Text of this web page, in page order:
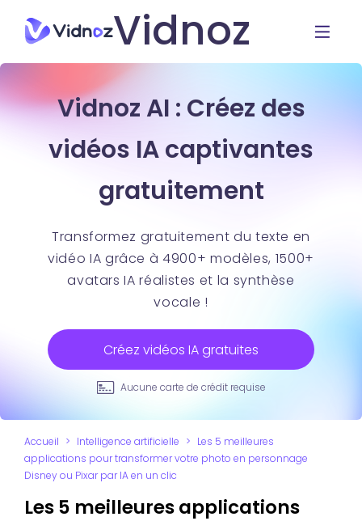
Vidnoz
Vidnoz AI : Créez des
vidéos IA captivantes
gratuitement
Transformez gratuitement du texte en
vidéo IA grâce à 4900+ modèles, 1500+
avatars IA réalistes et la synthèse
vocale !
Créez vidéos IA gratuites
Aucune carte de crédit requise
Accueil > Intelligence artificielle > Les 5 meilleures
applications pour transformer votre photo en personnage
Disney ou Pixar par IA en un clic
Les 5 meilleures applications